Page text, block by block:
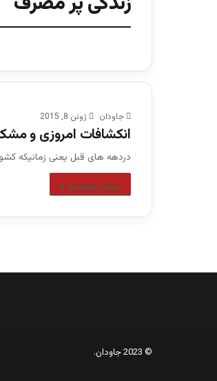
جاودان ژوئن 8, 2015
انکشافات امروزی و
دردهه های قبل یعنی زمانیکه
بیشتر بخوانید »
© 2023 جاودان.